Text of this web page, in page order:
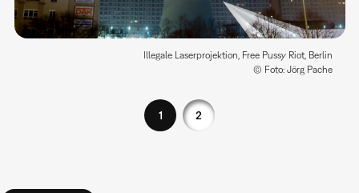
Illegale Laserprojektion, Free Pussy Riot, Berlin
© Foto: Jörg Pache
1 2